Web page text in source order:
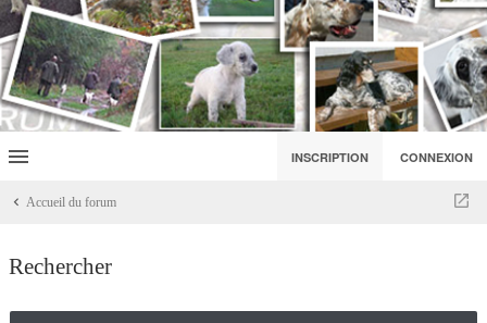
INSCRIPTION CONNEXION
Accueil du forum
Rechercher